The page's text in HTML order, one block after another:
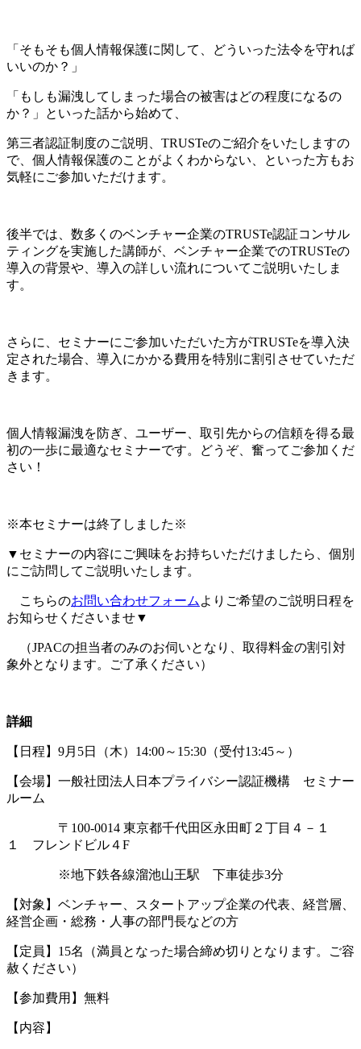
「そもそも個人情報保護に関して、どういった法令を守れば
いいのか？」
「もしも漏洩してしまった場合の被害はどの程度になるの
か？」といった話から始めて、
第三者認証制度のご説明、TRUSTeのご紹介をいたしますの
で、個人情報保護のことがよくわからない、といった方もお
気軽にご参加いただけます。
後半では、数多くのベンチャー企業のTRUSTe認証コンサル
ティングを実施した講師が、ベンチャー企業でのTRUSTeの
導入の背景や、導入の詳しい流れについてご説明いたしま
す。
さらに、セミナーにご参加いただいた方がTRUSTeを導入決
定された場合、導入にかかる費用を特別に割引させていただ
きます。
個人情報漏洩を防ぎ、ユーザー、取引先からの信頼を得る最
初の一歩に最適なセミナーです。どうぞ、奮ってご参加くだ
さい！
※本セミナーは終了しました※
▼セミナーの内容にご興味をお持ちいただけましたら、個別
にご訪問してご説明いたします。
こちらのお問い合わせフォーム よりご希望のご説明日程を
お知らせくださいませ▼
（JPACの担当者のみのお伺いとなり、取得料金の割引対
象外となります。ご了承ください）
詳細
【日程】9月5日（木）14:00～15:30（受付13:45～）
【会場】一般社団法人日本プライバシー認証機構 セミナー
ルーム
〒100-0014 東京都千代田区永田町２丁目４－１
１ フレンドビル４F
※地下鉄各線溜池山王駅 下車徒歩3分
【対象】ベンチャー、スタートアップ企業の代表、経営層、
経営企画・総務・人事の部門長などの方
【定員】15名（満員となった場合締め切りとなります。ご容
赦ください）
【参加費用】無料
【内容】